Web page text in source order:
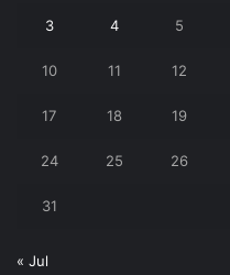
3 4 5
10 11 12
17 18 19
24 25 26
31
« Jul